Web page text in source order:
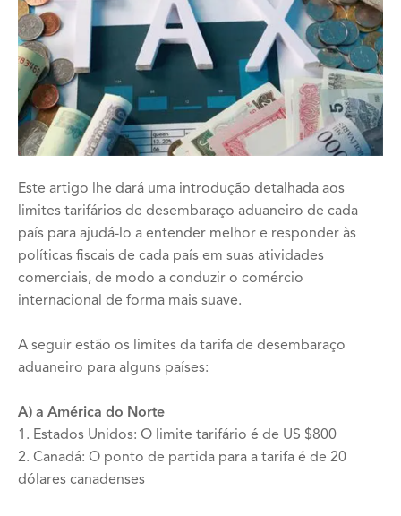
Este artigo lhe dará uma introdução detalhada aos
limites tarifários de desembaraço aduaneiro de cada
país para ajudá-lo a entender melhor e responder às
políticas fiscais de cada país em suas atividades
comerciais, de modo a conduzir o comércio
internacional de forma mais suave.
A seguir estão os limites da tarifa de desembaraço
aduaneiro para alguns países:
A) a América do Norte
1. Estados Unidos: O limite tarifário é de US $800
2. Canadá: O ponto de partida para a tarifa é de 20
dólares canadenses